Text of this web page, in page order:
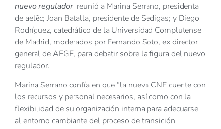
nuevo regulador, reunió a Marina Serrano, presidenta
de aelēc; Joan Batalla, presidente de Sedigas; y Diego
Rodríguez, catedrático de la Universidad Complutense
de Madrid, moderados por Fernando Soto, ex director
general de AEGE, para debatir sobre la figura del nuevo
regulador.
Marina Serrano confía en que “la nueva CNE cuente con
los recursos y personal necesarios, así como con la
flexibilidad de su organización interna para adecuarse
al entorno cambiante del proceso de transición